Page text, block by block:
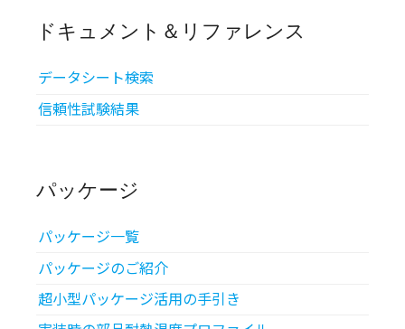
ドキュメント＆リファレンス
データシート検索
信頼性試験結果
パッケージ
パッケージ一覧
パッケージのご紹介
超小型パッケージ活用の手引き